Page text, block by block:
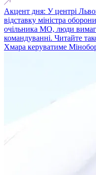
Акцент дня: У центрі
відставку міністра
очільника МО, люди
командуванні. Читайте
Хмара керуватиме